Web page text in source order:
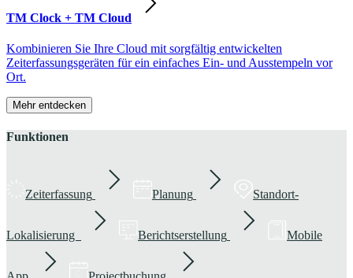
TM Clock + TM Cloud
Kombinieren Sie Ihre Cloud mit sorgfältig entwickelten
Zeiterfassungsgeräten für ein einfaches Ein- und Ausstempeln vor
Ort.
Mehr entdecken
Funktionen
Zeiterfassung Planung Standort-
Lokalisierung Berichtserstellung Mobile